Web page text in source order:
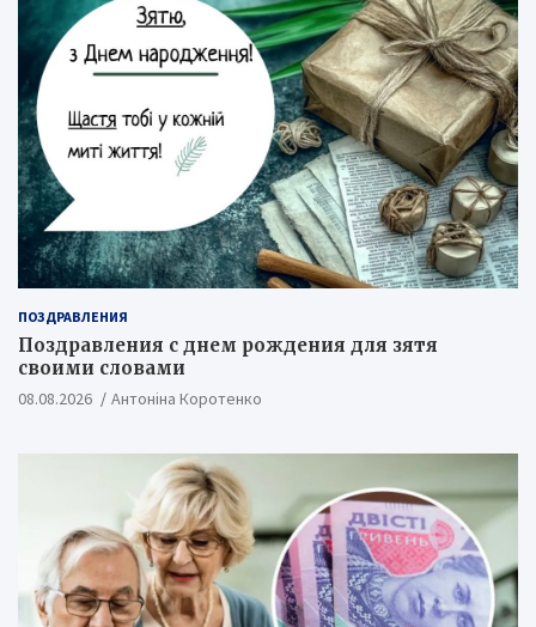
ПОЗДРАВЛЕНИЯ
Поздравления с днем рождения для зятя
своими словами
08.08.2026 Антоніна Коротенко